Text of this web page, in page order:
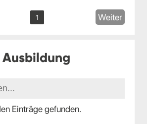
1 Weiter
Ausbildung
Einträge gefunden.